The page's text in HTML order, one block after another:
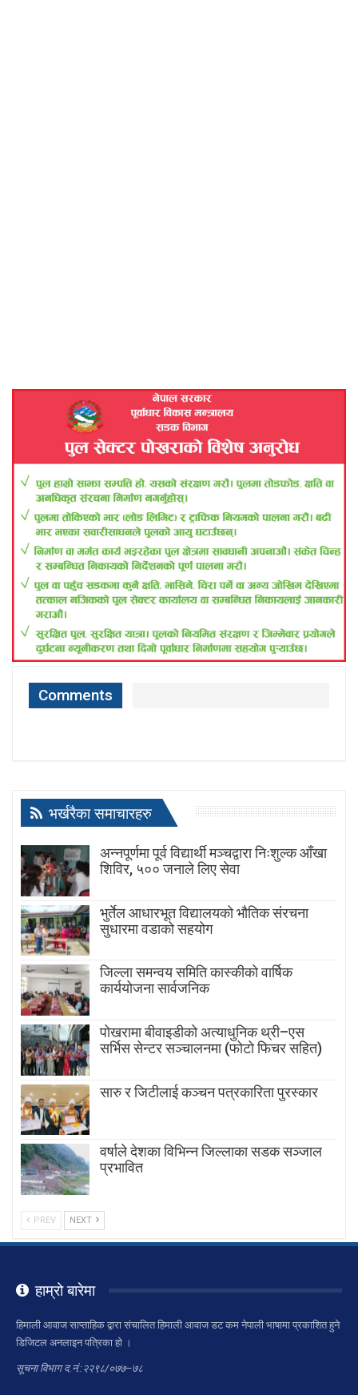
Comments
भर्खरैका समाचारहरु
अन्नपूर्णमा पूर्व विद्यार्थी मञ्चद्वारा निःशुल्क आँखा
शिविर, ५०० जनाले लिए सेवा
भुर्तेल आधारभूत विद्यालयको भौतिक संरचना
सुधारमा वडाको सहयोग
जिल्ला समन्वय समिति कास्कीको वार्षिक
कार्ययोजना सार्वजनिक
पोखरामा बीवाइडीको अत्याधुनिक थ्री–एस
सर्भिस सेन्टर सञ्चालनमा (फोटो फिचर सहित)
सारु र जिटीलाई कञ्चन पत्रकारिता पुरस्कार
वर्षाले देशका विभिन्न जिल्लाका सडक सञ्जाल
प्रभावित
PREV NEXT
हाम्रो बारेमा
हिमाली आवाज साप्ताहिक द्वारा संचालित हिमाली आवाज डट कम नेपाली भाषामा प्रकाशित हुने
डिजिटल अनलाइन पत्रिका हो ।
सूचना विभाग द.नं.:२२९८/०७७–७८